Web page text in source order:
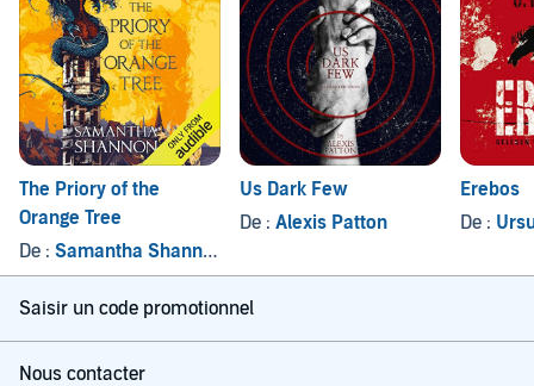
The Priory of the
Orange Tree
De : Samantha Shannon
Us Dark Few
De : Alexis Patton
Erebos
De :
Saisir un code promotionnel
Nous contacter